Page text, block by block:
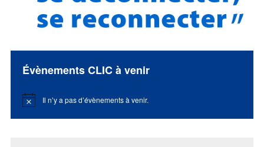
Évènements CLIC à venir
Notice Il n’y a pas d’évènements à venir.